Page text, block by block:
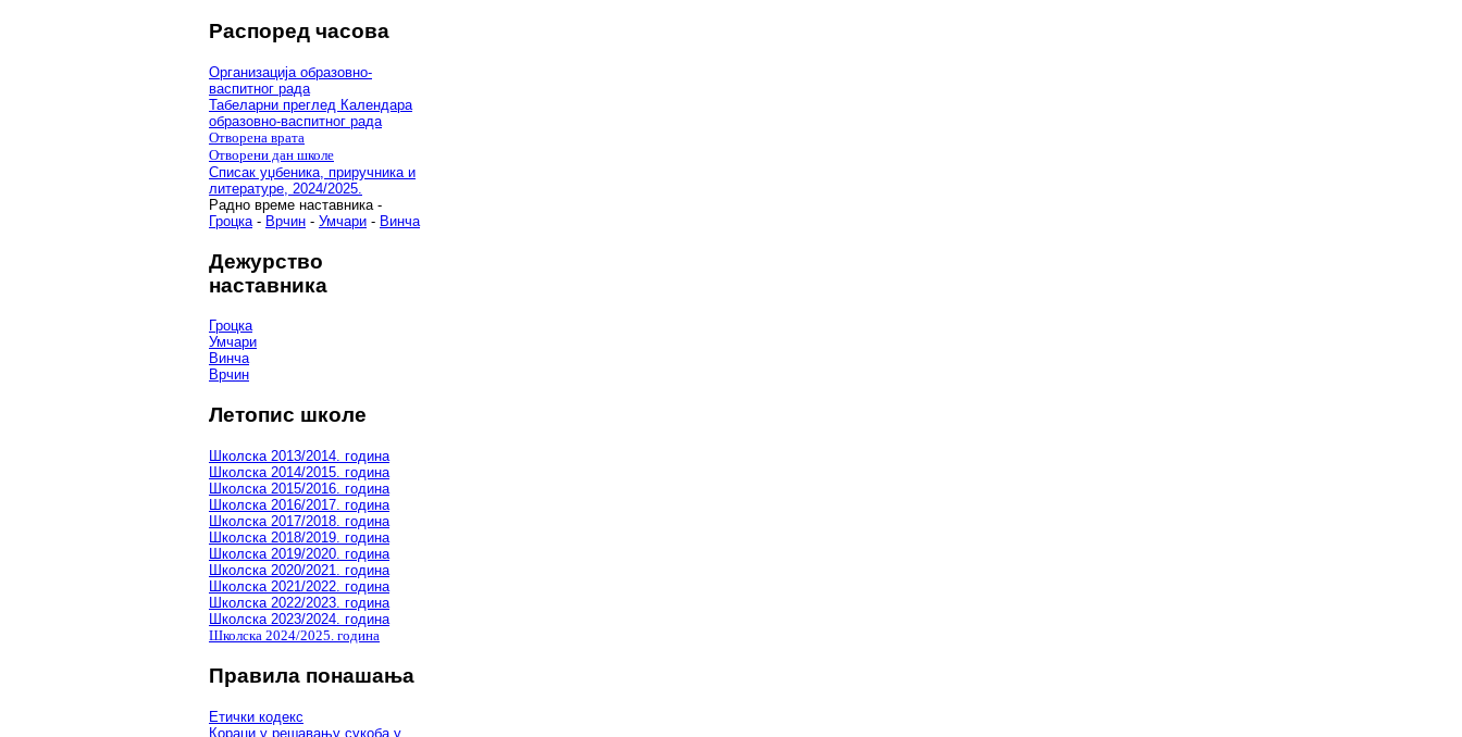
Распоред часова
Организација образовно-
васпитног рада
Табеларни преглед Календара
образовно-васпитног рада
Отворена врата
Отворени дан школе
Списак уџбеника, приручника и
литературе, 2024/2025.
Радно време наставника -
Гроцка - Врчин - Умчари - Винча
Дежурство
наставника
Гроцка
Умчари
Винча
Врчин
Летопис школе
Школска 2013/2014. година
Школска 2014/2015. година
Школска 2015/2016. година
Школска 2016/2017. година
Школска 2017/2018. година
Школска 2018/2019. година
Школска 2019/2020. година
Школска 2020/2021. година
Школска 2021/2022. година
Школска 2022/2023. година
Школска 2023/2024. година
Школска 2024/2025. година
Правила понашања
Етички кодекс
Кораци у решавању сукоба у